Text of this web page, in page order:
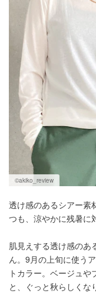
©️akiko_review
透け感のあるシアー素
つも、涼やかに残暑に
肌見えする透け感のあ
ん。9月の上旬に使う
トカラー。ベージュ
と、ぐっと秋らしくな